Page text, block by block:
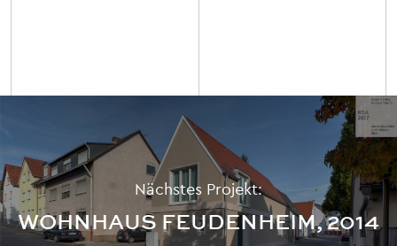
Nächstes Projekt:
WOHNHAUS FEUDENHEIM, 2014